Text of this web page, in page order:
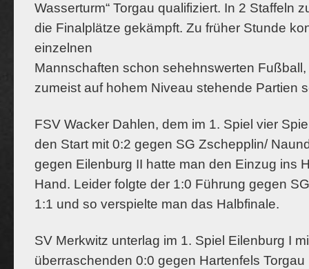
Wasserturm“ Torgau qualifiziert. In 2 Staffeln
die Finalplätze gekämpft. Zu früher Stunde
einzelnen
Mannschaften schon sehehnswerten
zumeist auf hohem Niveau stehende Partien
FSV Wacker Dahlen, dem im 1. Spiel vier
den Start mit 0:2 gegen SG Zschepplin/
gegen Eilenburg II hatte man den Einzug ins
Hand. Leider folgte der 1:0 Führung gegen
1:1 und so verspielte man das Halbfinale.
SV Merkwitz unterlag im 1. Spiel Eilenburg I
überraschenden 0:0 gegen Hartenfels